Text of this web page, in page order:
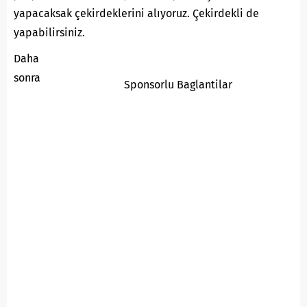
yapacaksak çekirdeklerini alıyoruz. Çekirdekli de
yapabilirsiniz.
Sponsorlu Baglantilar
Daha
sonra